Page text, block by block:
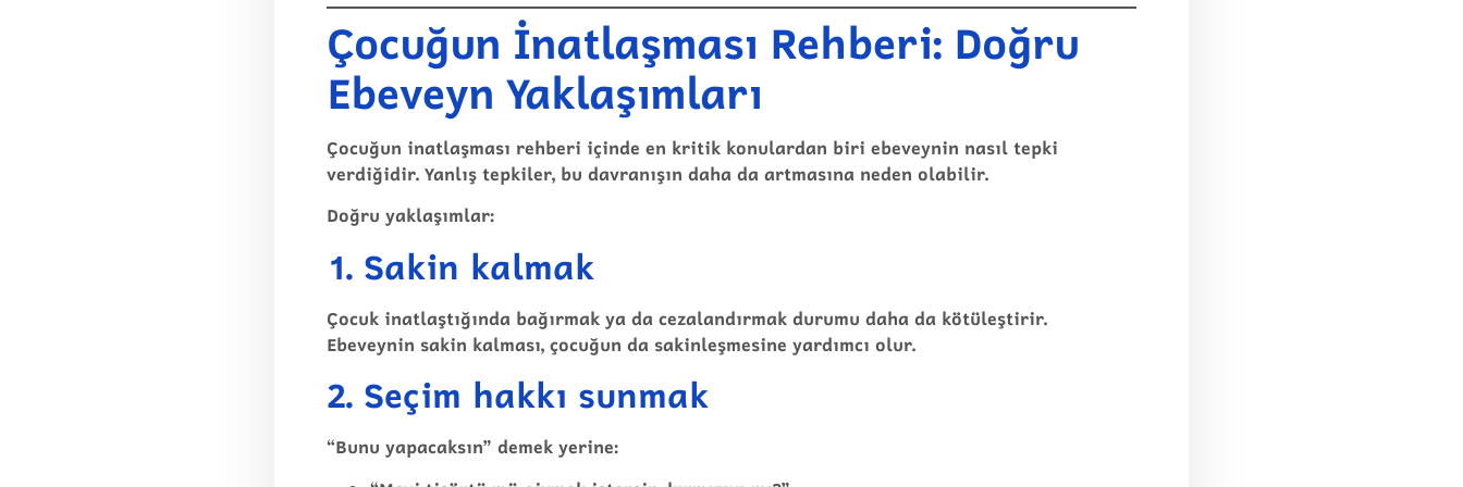
Çocuğun İnatlaşması Rehberi: Doğru
Ebeveyn Yaklaşımları
Çocuğun inatlaşması rehberi içinde en kritik konulardan biri ebeveynin nasıl tepki
verdiğidir. Yanlış tepkiler, bu davranışın daha da artmasına neden olabilir.
Doğru yaklaşımlar:
1. Sakin kalmak
Çocuk inatlaştığında bağırmak ya da cezalandırmak durumu daha da kötüleştirir.
Ebeveynin sakin kalması, çocuğun da sakinleşmesine yardımcı olur.
2. Seçim hakkı sunmak
“Bunu yapacaksın” demek yerine: